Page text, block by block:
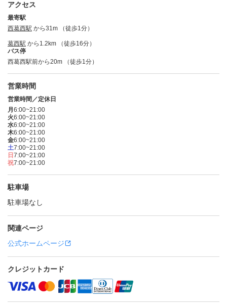
アクセス
最寄駅
西葛西駅 から31m （徒歩1分）
葛西駅 から1.2km （徒歩16分）
バス停
西葛西駅前から20m （徒歩1分）
営業時間
営業時間／定休日
月 6:00~21:00
火6:00~21:00
水6:00~21:00
木6:00~21:00
金6:00~21:00
土7:00~21:00
日 7:00~21:00
祝7:00~21:00
駐車場
駐車場なし
関連ページ
公式ホームページ
クレジットカード